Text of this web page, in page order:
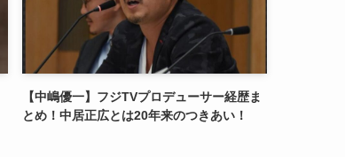
【中嶋優一】フジTVプロデューサー経歴ま
とめ！中居正広とは20年来のつきあい！